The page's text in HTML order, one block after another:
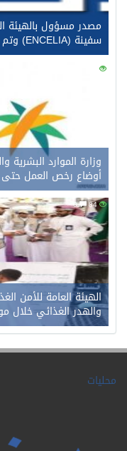
مصدر مسؤول بالهيئة
سفينة (ENCELIA) وتم اتخاذ الإجراءات اللازمة لتأمينها
105
وزارة الموارد البشرية
أوضاع رخص العمل حتى
84
0
الهيئة العامة للأمن
والهدر الغذائي خلال
محليات